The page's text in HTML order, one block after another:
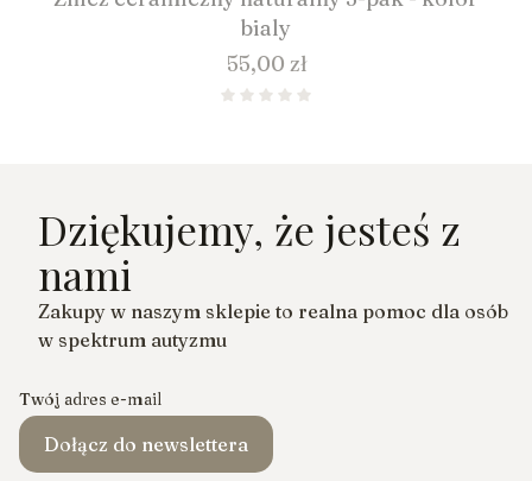
bialy
Cena
55,00 zł
Dziękujemy, że jesteś z
nami
Zakupy w naszym sklepie to realna pomoc dla osób
w spektrum autyzmu
Twój adres e-mail
Dołącz do newslettera